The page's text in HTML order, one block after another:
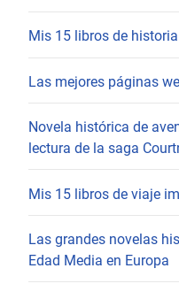
Mis 15 libros de
Las mejores páginas
Novela histórica de
lectura de la saga
Mis 15 libros de viaje
Las grandes novelas
Edad Media en Europa